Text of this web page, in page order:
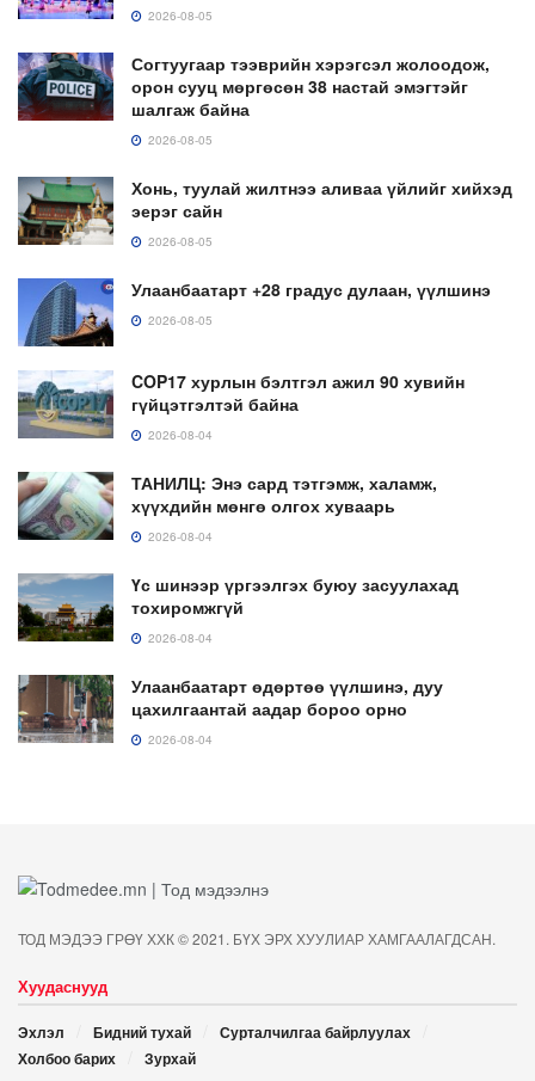
2026-08-05
Согтуугаар тээврийн хэрэгсэл жолоодож,
орон сууц мөргөсөн 38 настай эмэгтэйг
шалгаж байна
2026-08-05
Хонь, туулай жилтнээ аливаа үйлийг хийхэд
эерэг сайн
2026-08-05
Улаанбаатарт +28 градус дулаан, үүлшинэ
2026-08-05
COP17 хурлын бэлтгэл ажил 90 хувийн
гүйцэтгэлтэй байна
2026-08-04
ТАНИЛЦ: Энэ сард тэтгэмж, халамж,
хүүхдийн мөнгө олгох хуваарь
2026-08-04
Үс шинээр үргээлгэх буюу засуулахад
тохиромжгүй
2026-08-04
Улаанбаатарт өдөртөө үүлшинэ, дуу
цахилгаантай аадар бороо орно
2026-08-04
ТОД МЭДЭЭ ГРӨҮ ХХК © 2021. БҮХ ЭРХ ХУУЛИАР ХАМГААЛАГДСАН.
Хуудаснууд
Эхлэл Бидний тухай
Сурталчилгаа байрлуулах
Холбоо барих
Зурхай